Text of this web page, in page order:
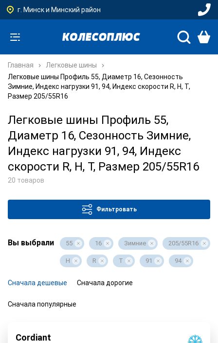
г. Минск и Минский район
Главная
Легковые шины
Легковые шины Профиль 55, Диаметр 16, Сезонность
Зимние, Индекс нагрузки 91, 94, Индекс скорости R, H, T,
Размер 205/55R16
Легковые шины Профиль 55,
Диаметр 16, Сезонность Зимние,
Индекс нагрузки 91, 94, Индекс
скорости R, H, T, Размер 205/55R16
20 товаров
Фильтровать
Вы выбрали 55 16 Зимние 205/55R16
H R T 91 94
Сначала дешевые Сначала дорогие
Сначала популярные
Cordiant